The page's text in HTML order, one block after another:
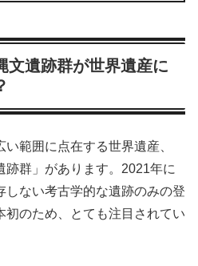
文遺跡群が世界遺産に
範囲に点在する世界遺産、
跡群」があります。2021年に
しない考古学的な遺跡のみの登
初のため、とても注目されてい